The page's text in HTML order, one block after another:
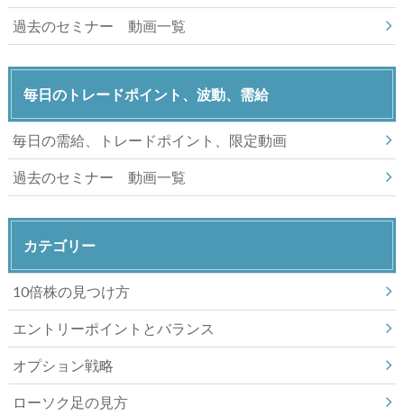
過去のセミナー 動画一覧
毎日のトレードポイント、波動、需給
毎日の需給、トレードポイント、限定動画
過去のセミナー 動画一覧
カテゴリー
10倍株の見つけ方
エントリーポイントとバランス
オプション戦略
ローソク足の見方